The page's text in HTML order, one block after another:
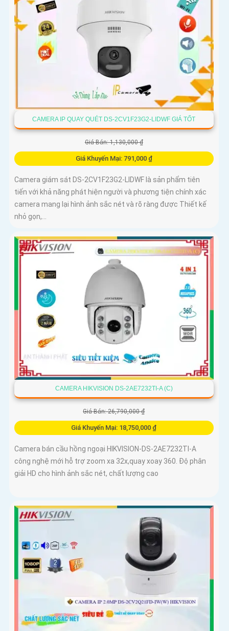
CAMERA IP QUAY QUÉT DS-2CV1F23G2-LIDWF GIÁ TỐT
Giá Bán: 1,130,000 ₫
Giá Khuyến Mại: 791,000 ₫
Camera giám sát DS-2CV1F23G2-LIDWF là sản phẩm tiên
tiến với khả năng phát hiện người và phương tiện chính xác
camera mang lại hình ảnh sắc nét và rõ ràng được Thiết kế
nhỏ gọn,...
CAMERA HIKVISION DS-2AE7232TI-A (C)
Giá Bán: 26,790,000 ₫
Giá Khuyến Mại: 18,750,000 ₫
Camera bán cầu hồng ngoại HIKVISION-DS-2AE7232TI-A
công nghệ mới hỗ trợ zoom xa 32x,quay xoay 360. Độ phân
giải HD cho hình ảnh sắc nét, chất lượng cao